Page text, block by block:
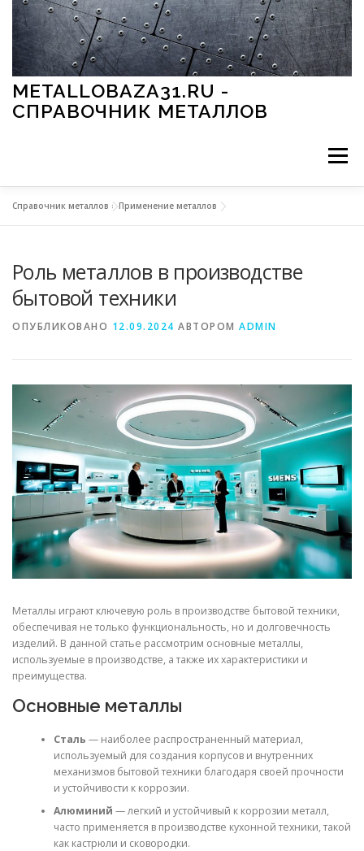
Перейти к содержимому
METALLOBAZA31.RU -
СПРАВОЧНИК МЕТАЛЛОВ
Меню
МЕТАЛЛЫ И ОКРУЖАЮЩАЯ СРЕДА
СВОЙСТВА МЕТАЛЛОВ СОРТА МЕТАЛЛОВ
СТАТЬИ
Справочник металлов »Применение металлов
Роль металлов в производстве
бытовой техники
ОПУБЛИКОВАНО 12.09.2024 АВТОРОМ ADMIN
Металлы играют ключевую роль в производстве бытовой техники,
обеспечивая не только функциональность, но и долговечность
изделий. В данной статье рассмотрим основные металлы,
используемые в производстве, а также их характеристики и
преимущества.
Основные металлы
Сталь — наиболее распространенный материал,
используемый для создания корпусов и внутренних
механизмов бытовой техники благодаря своей прочности
и устойчивости к коррозии.
Алюминий — легкий и устойчивый к коррозии металл,
часто применяется в производстве кухонной техники, такой
как кастрюли и сковородки.